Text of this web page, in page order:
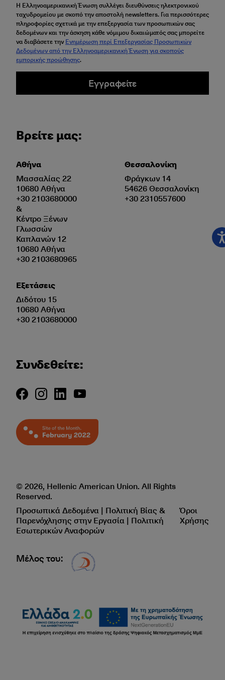
Η Ελληνοαμερικανική Ένωση συλλέγει διευθύνσεις ηλεκτρονικού
ταχυδρομείου με σκοπό την αποστολή newsletters. Για περισσότερες
πληροφορίες σχετικά με την επεξεργασία των προσωπικών σας
δεδομένων και την άσκηση κάθε νόμιμου δικαιώματός σας μπορείτε
να διαβάσετε την Ενημέρωση περί Επεξεργασίας Προσωπικών
Δεδομένων από την Ελληνοαμερικανική Ένωση για σκοπούς
εμπορικής προώθησης.
Εγγραφείτε
Βρείτε μας:
Αθήνα
Μασσαλίας 22
10680 Αθήνα
+30 2103680000
&
Κέντρο Ξένων
Γλωσσών
Καπλανών 12
10680 Αθήνα
+30 2103680965
Εξετάσεις
Διδότου 15
10680 Αθήνα
+30 2103680000
Θεσσαλονίκη
Φράγκων 14
54626 Θεσσαλονίκη
+30 2310557600
Συνδεθείτε:
© 2026, Hellenic American Union. All Rights
Reserved.
Προσωπικά Δεδομένα | Πολιτική Βίας &
Παρενόχλησης στην Εργασία | Πολιτική
Εσωτερικών Αναφορών
Όροι
Χρήσης
Μέλος του: